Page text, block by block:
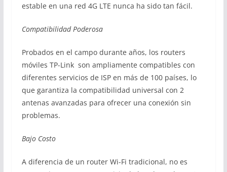
estable en una red 4G LTE nunca ha sido tan fácil.
Compatibilidad Poderosa
Probados en el campo durante años, los routers
móviles TP-Link son ampliamente compatibles con
diferentes servicios de ISP en más de 100 países, lo
que garantiza la compatibilidad universal con 2
antenas avanzadas para ofrecer una conexión sin
problemas.
Bajo Costo
A diferencia de un router Wi-Fi tradicional, no es